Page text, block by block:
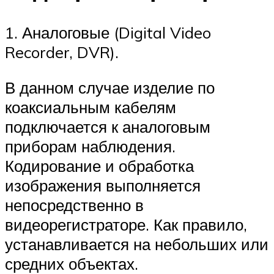
1. Аналоговые (Digital Video
Recorder, DVR).
В данном случае изделие по
коаксиальным кабелям
подключается к аналоговым
приборам наблюдения.
Кодирование и обработка
изображения выполняется
непосредственно в
видеорегистраторе. Как правило,
устанавливается на небольших или
средних объектах.